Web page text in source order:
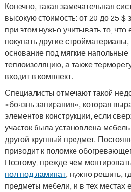
Конечно, такая замечательная
высокую стоимость: от 20 до 25 $
при этом нужно учитывать то,
покупать другие
основание под мягкие напольные
теплоизоляцию, а также
входит в комплект.
Специалисты отмечают такой
«боязнь запирания», которая
элементов конструкции, если
участок была установлена
другой крупный предмет.
приводит к поломке
Поэтому, прежде чем монтировать
пол под ламинат, нужно решить,
предметы мебели, и в тех местах